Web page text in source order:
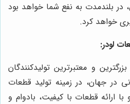
در بلندمدت به نفع شما خواهد بود
خواهد کرد.
لودر:
و معتبرترین تولیدکنندگان
در جهان، در زمینه تولید قطعات
ارائه قطعات با کیفیت، بادوام و